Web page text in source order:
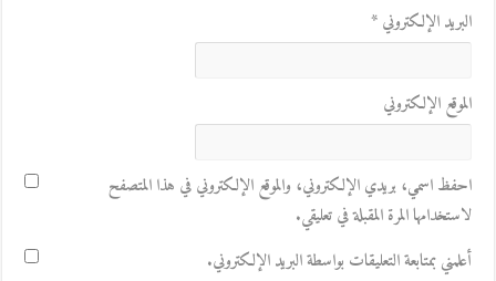
البريد الإلكتروني*
الموقع الإلكتروني
احفظ اسمي، بريدي الإلكتروني، والموقع الإلكتروني في هذا المتصفح
لاستخدامها المرة المقبلة في تعليقي.
أعلمني بمتابعة التعليقات بواسطة البريد الإلكتروني.